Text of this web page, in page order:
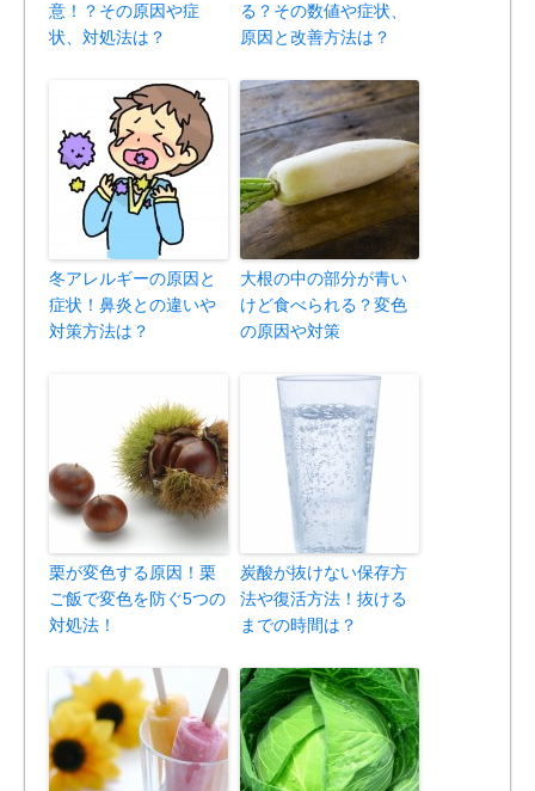
意！？その原因や症
状、対処法は？
る？その数値や症状、
原因と改善方法は？
冬アレルギーの原因と
症状！鼻炎との違いや
対策方法は？
大根の中の部分が青い
けど食べられる？変色
の原因や対策
栗が変色する原因！栗
ご飯で変色を防ぐ5つの
対処法！
炭酸が抜けない保存方
法や復活方法！抜ける
までの時間は？